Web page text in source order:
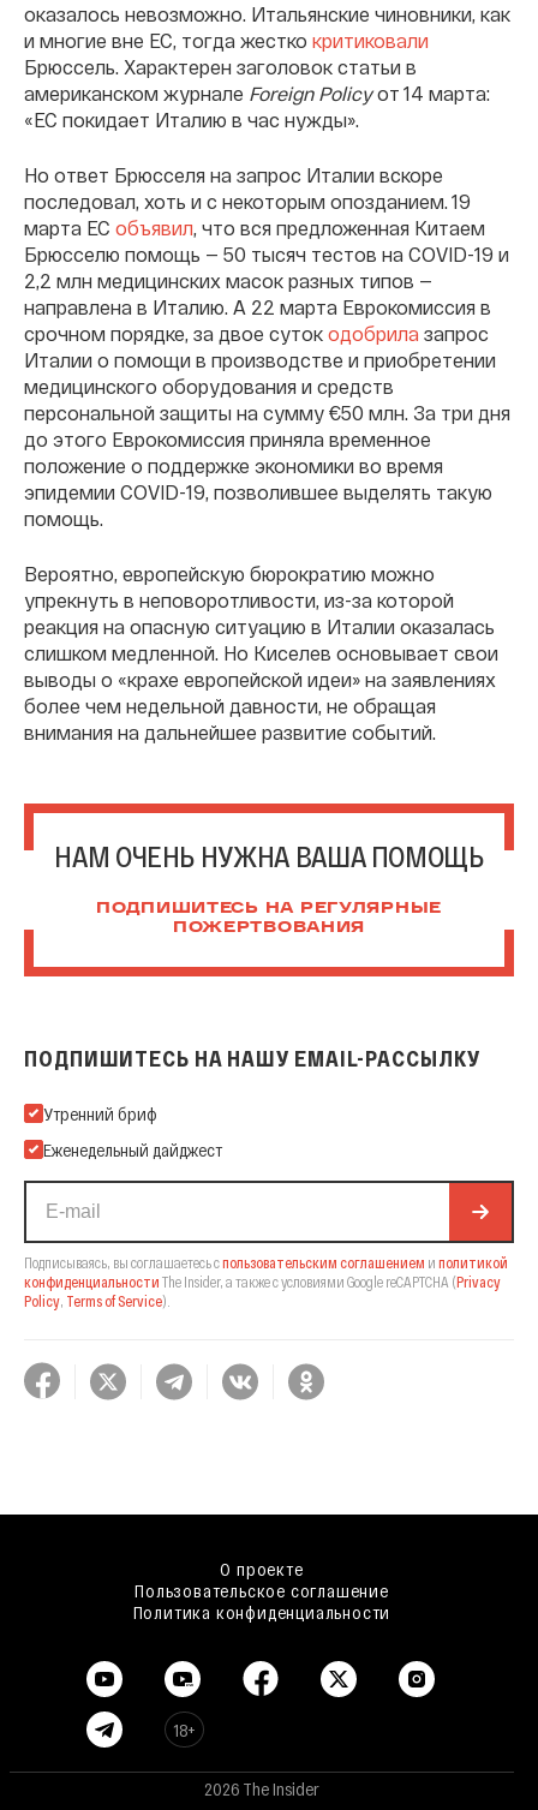
оказалось невозможно. Итальянские чиновники, как
и многие вне ЕС, тогда жестко критиковали
Брюссель. Характерен заголовок статьи в
американском журнале Foreign Policyот 14 марта:
«ЕС покидает Италию в час нужды».
Но ответ Брюсселя на запрос Италии вскоре
последовал, хоть и с некоторым опозданием. 19
марта ЕС объявил, что вся предложенная Китаем
Брюсселю помощь — 50 тысяч тестов на COVID-19 и
2,2 млн медицинских масок разных типов —
направлена в Италию. А 22 марта Еврокомиссия в
срочном порядке, за двое суток одобрила запрос
Италии о помощи в производстве и приобретении
медицинского оборудования и средств
персональной защиты на сумму €50 млн. За три дня
до этого Еврокомиссия приняла временное
положение о поддержке экономики во время
эпидемии COVID-19, позволившее выделять такую
помощь.
Вероятно, европейскую бюрократию можно
упрекнуть в неповоротливости, из-за которой
реакция на опасную ситуацию в Италии оказалась
слишком медленной. Но Киселев основывает свои
выводы о «крахе европейской идеи» на заявлениях
более чем недельной давности, не обращая
внимания на дальнейшее развитие событий.
НАМ ОЧЕНЬ НУЖНА ВАША ПОМОЩЬ
ПОДПИШИТЕСЬ НА РЕГУЛЯРНЫЕ
ПОЖЕРТВОВАНИЯ
ПОДПИШИТЕСЬ НА НАШУ EMAIL-РАССЫЛКУ
Подпишитесь на нашу Email-рассылку
Утренний бриф
Еженедельный дайджест
Подписываясь, вы соглашаетесь спользовательским соглашением и политикой
конфиденциальности The Insider, а также с условиями Google reCAPTCHA (Privacy
Policy, Terms of Service).
О проекте
Пользовательское соглашение
Политика конфиденциальности
18+
2026 The Insider